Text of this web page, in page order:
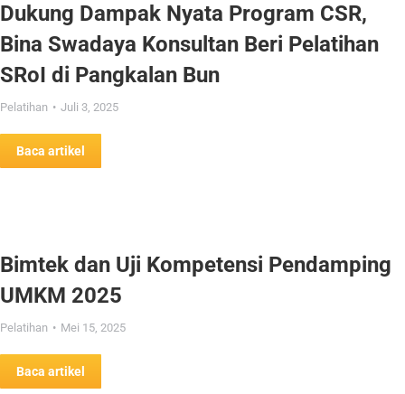
Dukung Dampak Nyata Program CSR,
Bina Swadaya Konsultan Beri Pelatihan
SRoI di Pangkalan Bun
Pelatihan Juli 3, 2025
Baca artikel
Bimtek dan Uji Kompetensi Pendamping
UMKM 2025
Pelatihan Mei 15, 2025
Baca artikel